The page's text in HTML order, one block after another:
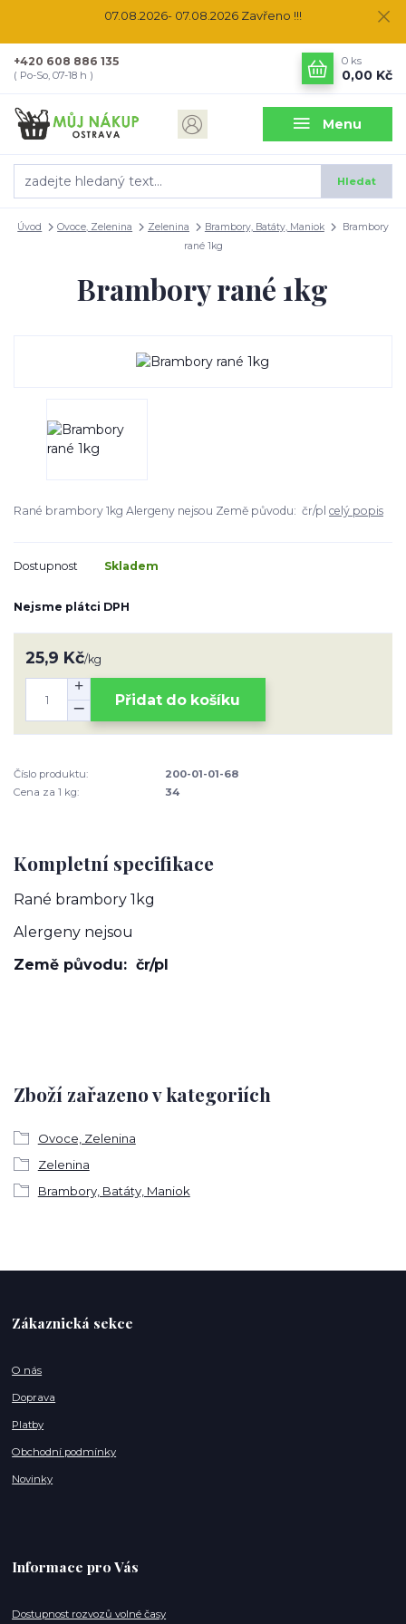
07.08.2026- 07.08.2026 Zavřeno !!!
Menu
Hledat
+420 608 886 135
( Po-So, 07-18 h )
0 ks
0,00 Kč
Úvod Ovoce, Zelenina Zelenina Brambory, Batáty, Maniok
Brambory
rané 1kg
Brambory rané 1kg
Rané brambory 1kg Alergeny nejsou Země původu: čr/pl celý popis
Dostupnost Skladem
Nejsme plátci DPH
25,9 Kč/kg
Přidat do košíku
Číslo produktu:
200-01-01-68
Cena za 1 kg:
34
Kompletní specifikace
Rané brambory 1kg
Alergeny nejsou
Země původu: čr/pl
Zboží zařazeno v kategoriích
Ovoce, Zelenina
Zelenina
Brambory, Batáty, Maniok
Zákaznická sekce
O nás
Doprava
Platby
Obchodní podmínky
Novinky
Informace pro Vás
Dostupnost rozvozů volné časy